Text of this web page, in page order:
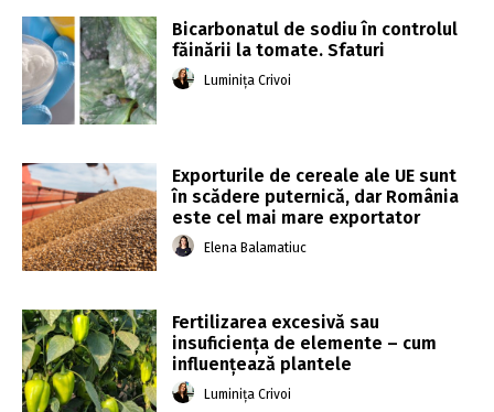
Bicarbonatul de sodiu în controlul
făinării la tomate. Sfaturi
Luminița Crivoi
Exporturile de cereale ale UE sunt
în scădere puternică, dar România
este cel mai mare exportator
Elena Balamatiuc
Fertilizarea excesivă sau
insuficiența de elemente – cum
influențează plantele
Luminița Crivoi